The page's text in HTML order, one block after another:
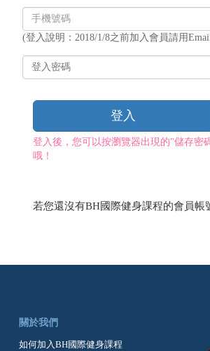
入
帳
號
(登入說明：2018/1/8之前加入會員請用
入
登入
登入後，您可以按瀏覽器出現的"儲存密
哦！
若您還沒有BH國際健身課程的會員帳
關於我們
如何加入BH國際健身課程